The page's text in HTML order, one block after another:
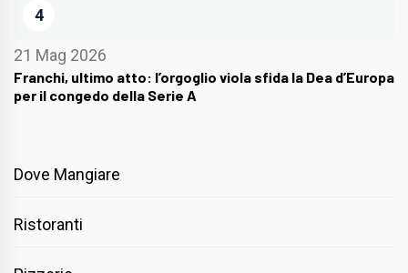
4
21 Mag 2026
Franchi, ultimo atto: l’orgoglio viola sfida la Dea d’Europa
per il congedo della Serie A
Dove Mangiare
Ristoranti